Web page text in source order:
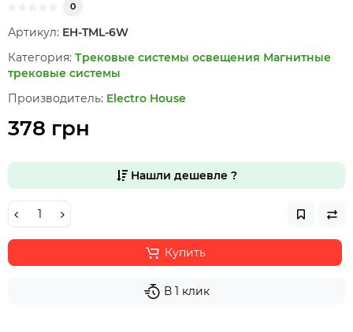
0
Артикул: EH-TML-6W
Категория: Трековые системы освещения Магнитные
трековые системы
Производитель: Electro House
378 грн
Нашли дешевле ?
Купить
В 1 клик